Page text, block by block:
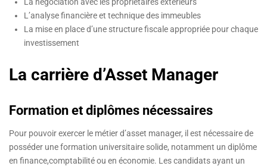
L’analyse financière et technique des immeubles
La mise en place d’une structure fiscale appropriée pour chaque
investissement
La carrière d’Asset Manager
Formation et diplômes nécessaires
Pour pouvoir exercer le métier d’asset manager, il est nécessaire de
posséder une formation universitaire solide, notamment un diplôme
en finance,comptabilité ou en économie. Les candidats ayant un